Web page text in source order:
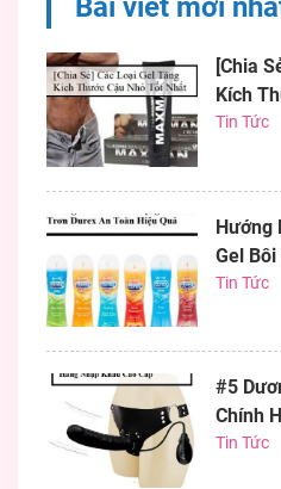
bơm...
Bài viết mới
[Chia
Kích
Tin Tức
Hướng
Gel
Hiệu
Tin Tức
#5
Chính
Cấp
Tin Tức